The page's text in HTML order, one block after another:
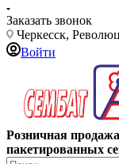
Заказать звонок
Черкесск,
Войти
Розничная продажа
пакетированных